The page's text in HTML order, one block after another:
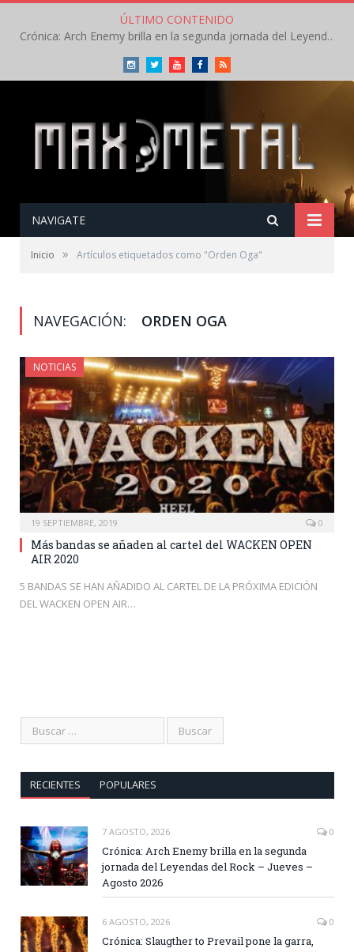
ÚLTIMO CONTENIDO
Crónica: Arch Enemy brilla en la segunda jornada del Leyendas del Rock – Jueves – Agosto 2026
InstagramTwitterYoutubeFacebookRSS
NAVIGATE
Inicio » Artículos etiquetados como "Orden Oga"
NAVEGACIÓN: ORDEN OGA
NOTICIAS
19 SEPTIEMBRE, 2019 0
Más bandas se añaden al cartel del WACKEN OPEN
AIR 2020
5 BANDAS SE HAN AÑADIDO AL CARTEL DE LA PRÓXIMA EDICIÓN
DEL WACKEN OPEN AIR…
RECIENTES POPULARES
7 AGOSTO, 2026 0
Crónica: Arch Enemy brilla en la segunda
jornada del Leyendas del Rock – Jueves –
Agosto 2026
6 AGOSTO, 2026 0
Crónica: Slaugther to Prevail pone la garra,